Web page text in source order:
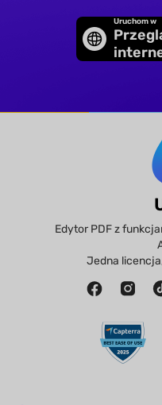
Uruchom w
Edytor PDF z
Jedna